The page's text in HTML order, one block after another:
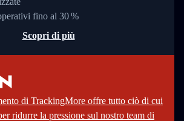
fino al 30 %
Scopri di più
di TrackingMore offre tutto ciò di cui
ridurre la pressione sul nostro team di